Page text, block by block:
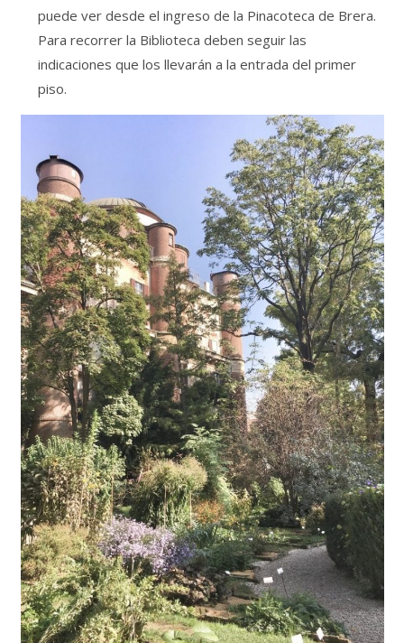
puede ver desde el ingreso de la Pinacoteca de Brera.
Para recorrer la Biblioteca deben seguir las
indicaciones que los llevarán a la entrada del primer
piso.